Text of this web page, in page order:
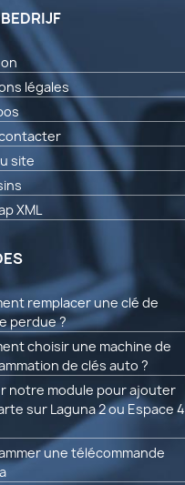
légales
site
XML
remplacer une clé de
perdue ?
choisir une machine de
de clés auto ?
notre module pour ajouter
sur Laguna 2 ou Espace 4
une télécommande